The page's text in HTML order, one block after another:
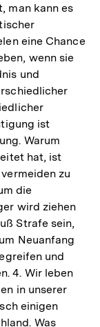
man kann es
eine Chance
wenn sie
und
ist
Warum
hat, ist
zu
die
wird ziehen
Strafe sein,
Neuanfang
und
4. Wir leben
in unserer
einigen
Was